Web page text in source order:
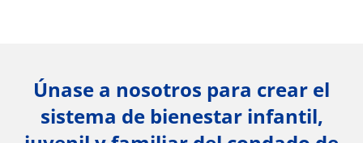
Únase a nosotros para crear el
sistema de bienestar infantil,